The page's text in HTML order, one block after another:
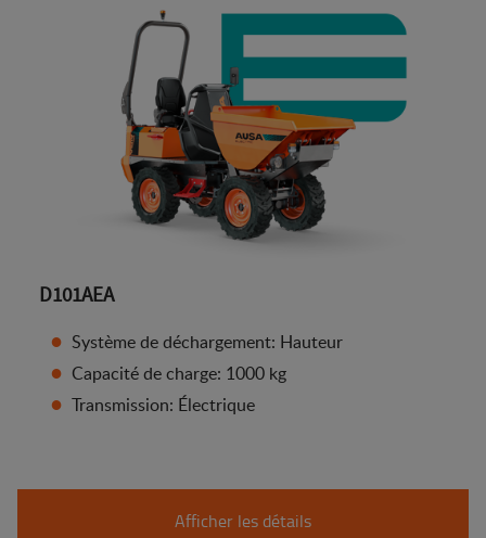
D101AEA
Système de déchargement: Hauteur
Capacité de charge: 1000 kg
Transmission: Électrique
Afficher les détails